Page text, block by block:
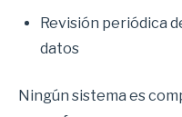
Revisión periódica
datos
Ningún sistema es